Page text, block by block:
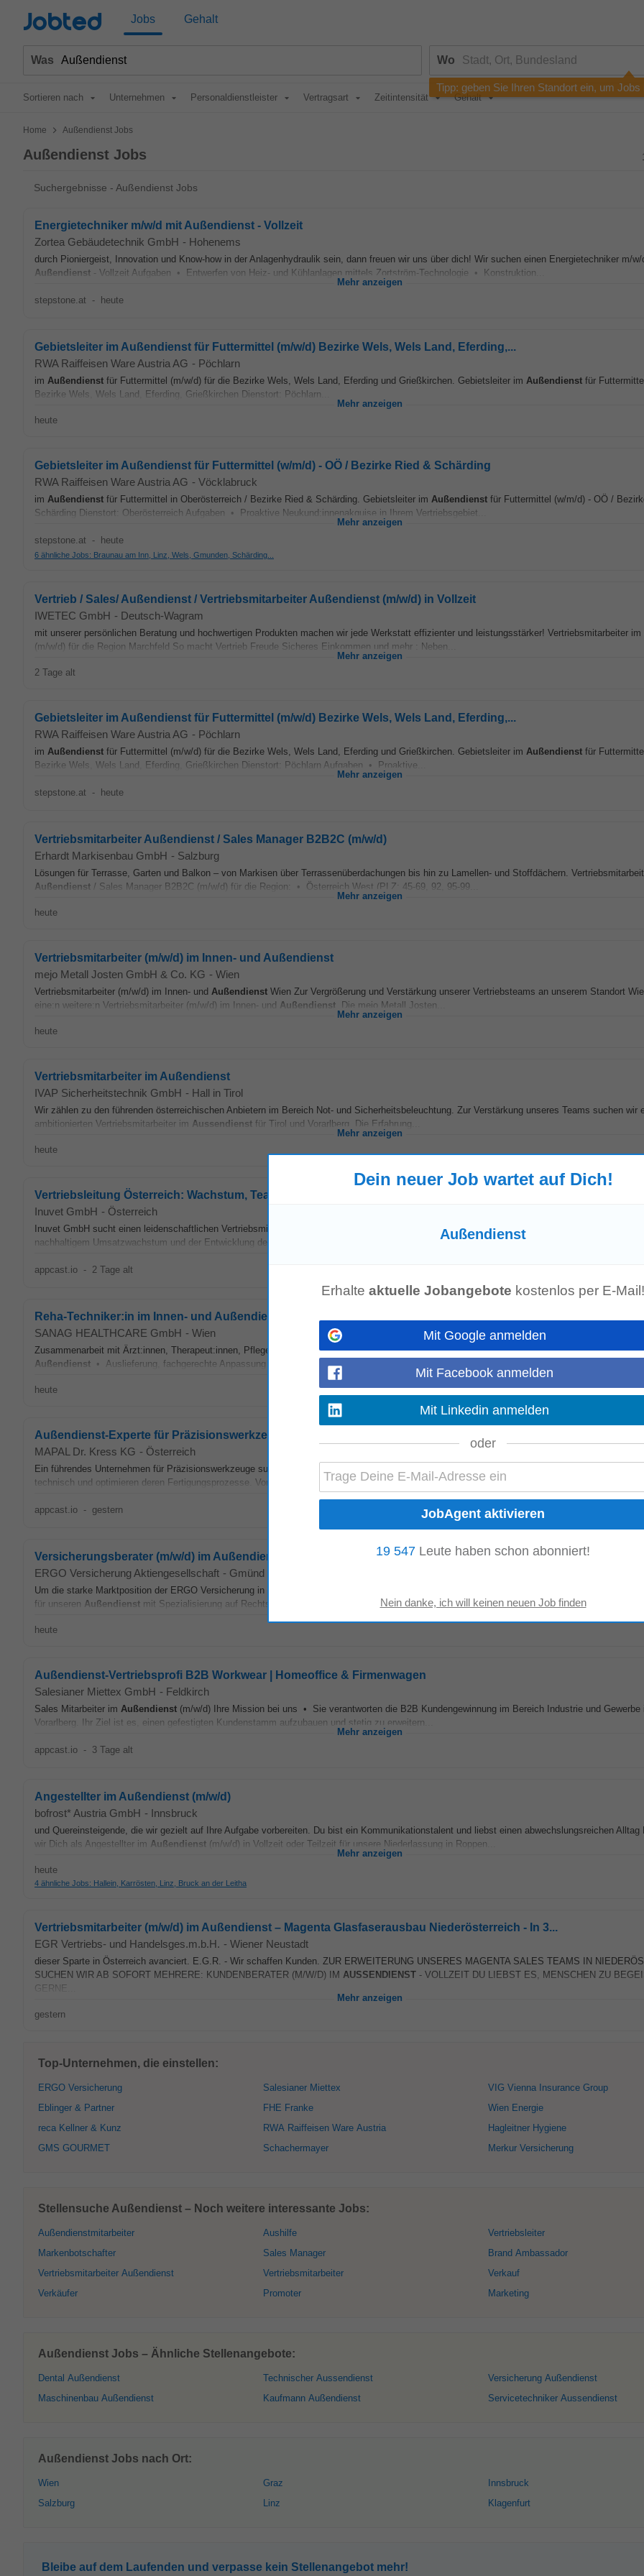
Jobted Jobs Gehalt
Was Wo
Tipp: geben Sie Ihren Standort ein, um
Sortieren nach Unternehmen Personaldienstleister Vertragsart Zeitintensität Gehalt
Home > Außendienst Jobs
Außendienst Jobs
Suchergebnisse - Außendienst Jobs
Energietechniker m/w/d mit Außendienst - Vollzeit
Zortea Gebäudetechnik GmbH - Hohenems
durch Pioniergeist, Innovation und Know-how in der Anlagenhydraulik sein, dann freuen wir uns über dich! Wir suchen einen Energietechniker m/
Außendienst - Vollzeit Aufgaben • Entwerfen von Heiz- und Kühlanlagen mittels Zortström-Technologie • Konstruktion...
Mehr anzeigen
stepstone.at - heute
Gebietsleiter im Außendienst für Futtermittel (m/w/d) Bezirke Wels, Wels Land, Eferding,...
RWA Raiffeisen Ware Austria AG - Pöchlarn
im Außendienst für Futtermittel (m/w/d) für die Bezirke Wels, Wels Land, Eferding und Grießkirchen. Gebietsleiter im Außendienst für
Bezirke Wels, Wels Land, Eferding, Grießkirchen Dienstort: Pöchlarn...
Mehr anzeigen
heute
Gebietsleiter im Außendienst für Futtermittel (w/m/d) - OÖ / Bezirke Ried & Schärding
RWA Raiffeisen Ware Austria AG - Vöcklabruck
im Außendienst für Futtermittel in Oberösterreich / Bezirke Ried & Schärding. Gebietsleiter im Außendienst für Futtermittel (w/m/d) - OÖ /
Schärding Dienstort: Oberösterreich Aufgaben • Proaktive Neukund:innenakquise in Ihrem Vertriebsgebiet...
Mehr anzeigen
stepstone.at - heute
6 ähnliche Jobs: Braunau am Inn, Linz, Wels, Gmunden, Schärding...
Vertrieb / Sales/ Außendienst / Vertriebsmitarbeiter Außendienst (m/w/d) in Vollzeit
IWETEC GmbH - Deutsch-Wagram
mit unserer persönlichen Beratung und hochwertigen Produkten machen wir jede Werkstatt effizienter und leistungsstärker! Vertriebsmitarbeiter im
(m/w/d) für die Region Marchfeld So macht Vertrieb Freude Sicheres Einkommen und mehr : Neben...
Mehr anzeigen
2 Tage alt
Gebietsleiter im Außendienst für Futtermittel (m/w/d) Bezirke Wels, Wels Land, Eferding,...
RWA Raiffeisen Ware Austria AG - Pöchlarn
im Außendienst für Futtermittel (m/w/d) für die Bezirke Wels, Wels Land, Eferding und Grießkirchen. Gebietsleiter im Außendienst für
Bezirke Wels, Wels Land, Eferding, Grießkirchen Dienstort: Pöchlarn Aufgaben • Proaktive...
Mehr anzeigen
stepstone.at - heute
Vertriebsmitarbeiter Außendienst / Sales Manager B2B2C (m/w/d)
Erhardt Markisenbau GmbH - Salzburg
Lösungen für Terrasse, Garten und Balkon – von Markisen über Terrassenüberdachungen bis hin zu Lamellen- und Stoffdächern.
Außendienst / Sales Manager B2B2C (m/w/d) für die Region: • Österreich West (PLZ: 45-69, 92, 95-99...
Mehr anzeigen
heute
Vertriebsmitarbeiter (m/w/d) im Innen- und Außendienst
mejo Metall Josten GmbH & Co. KG - Wien
Vertriebsmitarbeiter (m/w/d) im Innen- und Außendienst Wien Zur Vergrößerung und Verstärkung unserer Vertriebsteams an unserem Standort
eine:n weitere:n Vertriebsmitarbeiter (m/w/d) im Innen- und Außendienst . Die mejo Metall Josten...
Mehr anzeigen
heute
Vertriebsmitarbeiter im Außendienst
IVAP Sicherheitstechnik GmbH - Hall in Tirol
Wir zählen zu den führenden österreichischen Anbietern im Bereich Not- und Sicherheitsbeleuchtung. Zur Verstärkung unseres Teams suchen wir
ambitionierten Vertriebsmitarbeiter im Aussendienst für Tirol und Vorarlberg. Die Erfahrung...
Mehr anzeigen
heute
Vertriebsleitung Österreich: Wachstum, Teamführung & Außendienst
Inuvet GmbH - Österreich
Inuvet GmbH sucht einen leidenschaftlichen Vertriebsmitarbeiter, der die Verantwortung für den Vertrieb in Österreich übernimmt. Der Fokus liegt
nachhaltigem Umsatzwachstum und der Entwicklung des
-Teams. Du wirst Verkaufsstrategien...
appcast.io - 2 Tage alt
Reha-Techniker:in im Innen- und Außendienst (m/w/d)
SANAG HEALTHCARE GmbH - Wien
Zusammenarbeit mit Ärzt:innen, Therapeut:innen, Pflegeeinrichtungen und Angehörigen • Betreuung unserer Kund:innen sowohl am Standort
Außendienst • Auslieferung, fachgerechte Anpassung und Einschulung von Reha-Hilfsmitteln • medizinische...
Mehr anzeigen
heute
Außendienst-Experte für Präzisionswerkzeuge – Tirol
MAPAL Dr. Kress KG - Österreich
Ein führendes Unternehmen für Präzisionswerkzeuge sucht einen Technischen Berater (m/w/d) im Außendienst
technisch und optimieren deren Fertigungsprozesse. Voraussetzungen sind eine fundierte Ausbildung...
Mehr anzeigen
appcast.io - gestern
Versicherungsberater (m/w/d) im Außendienst Rechtsschutz Kärnten & Osttirol
ERGO Versicherung Aktiengesellschaft - Gmünd
Um die starke Marktposition der ERGO Versicherung in Österreich nachhaltig auszubauen, suchen wir erfolgsorientierte und verkaufsstarke
für unseren Außendienst mit Spezialisierung auf Rechtsschutzversicherungen. Du hast...
heute
Außendienst-Vertriebsprofi B2B Workwear | Homeoffice & Firmenwagen
Salesianer Miettex GmbH - Feldkirch
Sales Mitarbeiter im Außendienst (m/w/d) Ihre Mission bei uns • Sie verantworten die B2B Kundengewinnung im Bereich Industrie und Gewerbe
Vorarlberg. Ihr Ziel ist es, einen gefestigten Kundenstamm aufzubauen und stetig zu erweitern...
Mehr anzeigen
appcast.io - 3 Tage alt
Angestellter im Außendienst (m/w/d)
bofrost* Austria GmbH - Innsbruck
und Quereinsteigende, die wir gezielt auf Ihre Aufgabe vorbereiten. Du bist ein Kommunikationstalent und liebst einen abwechslungsreichen Alltag
wir Dich als Angestellter im Außendienst (m/w/d) in Vollzeit oder Teilzeit für unsere Niederlassung in Roppen...
Mehr anzeigen
heute
4 ähnliche Jobs: Hallein, Karrösten, Linz, Bruck an der Leitha
Vertriebsmitarbeiter (m/w/d) im Außendienst – Magenta Glasfaserausbau Niederösterreich - In 3...
EGR Vertriebs- und Handelsges.m.b.H. - Wiener Neustadt
dieser Sparte in Österreich avanciert. E.G.R. - Wir schaffen Kunden. ZUR ERWEITERUNG UNSERES MAGENTA SALES TEAMS IN
SUCHEN WIR AB SOFORT MEHRERE: KUNDENBERATER (M/W/D) IM AUSSENDIENST - VOLLZEIT DU LIEBST ES, MENSCHEN ZU
GERNE...
Mehr anzeigen
gestern
Top-Unternehmen, die einstellen:
ERGO Versicherung
Eblinger & Partner
reca Kellner & Kunz
GMS GOURMET
Salesianer Miettex
FHE Franke
RWA Raiffeisen Ware Austria
Schachermayer
VIG Vienna Insurance Group
Wien Energie
Hagleitner Hygiene
Merkur Versicherung
Stellensuche Außendienst – Noch weitere interessante Jobs:
Außendienstmitarbeiter
Markenbotschafter
Vertriebsmitarbeiter Außendienst
Verkäufer
Aushilfe
Sales Manager
Vertriebsmitarbeiter
Promoter
Vertriebsleiter
Brand Ambassador
Verkauf
Marketing
Außendienst Jobs – Ähnliche Stellenangebote:
Dental Außendienst
Maschinenbau Außendienst
Technischer Aussendienst
Kaufmann Außendienst
Versicherung Außendienst
Servicetechniker Aussendienst
Außendienst Jobs nach Ort:
Wien
Salzburg
Graz
Linz
Innsbruck
Klagenfurt
Bleibe auf dem Laufenden und verpasse kein Stellenangebot mehr!
Dein neuer Job wartet auf Dich!
Außendienst
Erhalte aktuelle Jobangebote kostenlos per E-Mail!
Mit Google anmelden
Mit Facebook anmelden
Mit Linkedin anmelden
oder
19 547 Leute haben schon abonniert!